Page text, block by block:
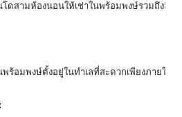
โดสามห้องนอนให้เช่าในพร้อมพงษ์รวม
พร้อมพงษ์ตั้งอยู่ในทำเลที่สะดวกเพียงภา